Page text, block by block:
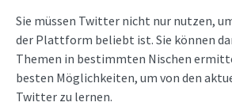
Sie müssen Twitter nicht nur nutzen,
der Plattform beliebt ist. Sie können
Themen in bestimmten Nischen
besten Möglichkeiten, um von den
Twitter zu lernen.